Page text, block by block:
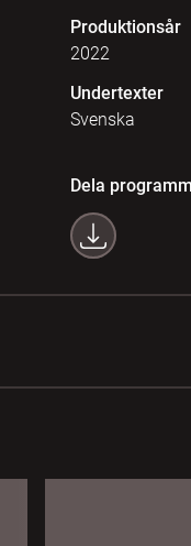
Produktionsår
2022
Undertexter
Svenska
Dela